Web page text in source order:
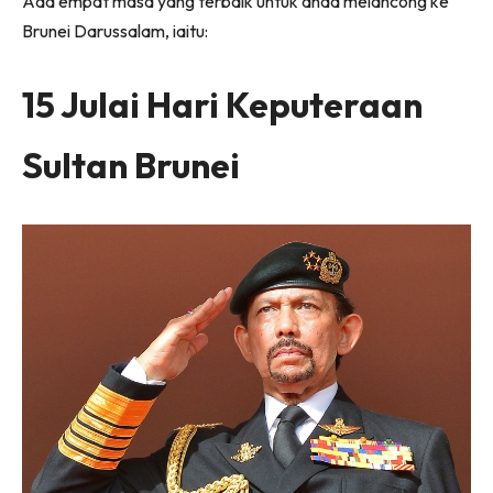
Brunei Darussalam, iaitu:
15 Julai Hari Keputeraan
Sultan Brunei